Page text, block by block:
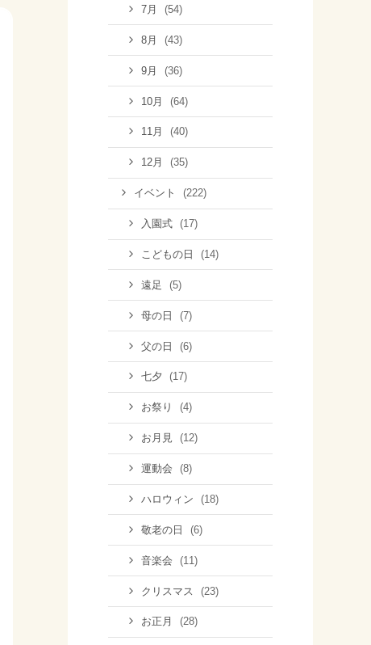
7月 (54)
8月 (43)
9月 (36)
10月 (64)
11月 (40)
12月 (35)
イベント (222)
入園式 (17)
こどもの日 (14)
遠足 (5)
母の日 (7)
父の日 (6)
七夕 (17)
お祭り (4)
お月見 (12)
運動会 (8)
ハロウィン (18)
敬老の日 (6)
音楽会 (11)
クリスマス (23)
お正月 (28)